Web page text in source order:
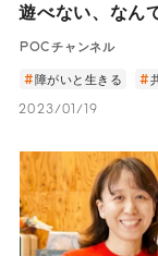
遊べない、なん
POCチャンネル
障がいと生きる
2023/01/19